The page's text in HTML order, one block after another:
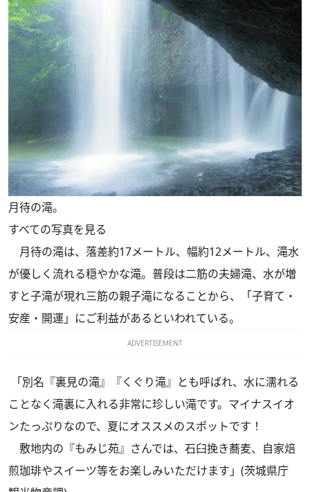
月待の滝。
すべての写真を見る
月待の滝は、落差約17メートル、幅約12メートル、滝水
が優しく流れる穏やかな滝。普段は二筋の夫婦滝、水が増
すと子滝が現れ三筋の親子滝になることから、「子育て・
安産・開運」にご利益があるといわれている。
ADVERTISEMENT
「別名『裏見の滝』『くぐり滝』とも呼ばれ、水に濡れる
ことなく滝裏に入れる非常に珍しい滝です。マイナスイオ
ンたっぷりなので、夏にオススメのスポットです！
敷地内の『もみじ苑』さんでは、石臼挽き蕎麦、自家焙
煎珈琲やスイーツ等をお楽しみいただけます」(茨城県庁